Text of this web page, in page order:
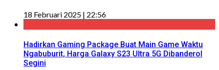
18 Februari 2025 | 22:56
Hadirkan Gaming Package Buat Main Game Waktu
Ngabuburit, Harga Galaxy S23 Ultra 5G Dibanderol
Segini